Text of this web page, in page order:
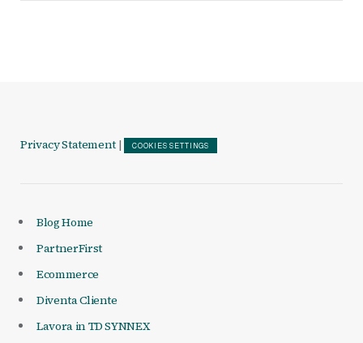
Articoli
Privacy Statement | COOKIES SETTINGS
Blog Home
PartnerFirst
Ecommerce
Diventa Cliente
Lavora in TD SYNNEX